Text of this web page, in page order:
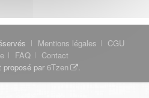
Mentions légales
CGU
FAQ
Contact
par 6Tzen .